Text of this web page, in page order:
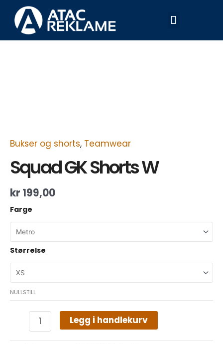
Hopp
rett
innholdet
Meny
Bukser og shorts, Teamwear
Squad GK Shorts W
kr 199,00
Farge
Størrelse
NULLSTILL
Legg i handlekurv